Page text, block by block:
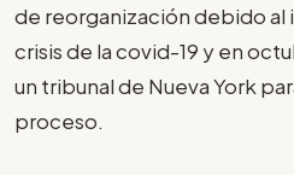
de reorganización debido
crisis de la covid-19 y en
un tribunal de Nueva York
proceso.